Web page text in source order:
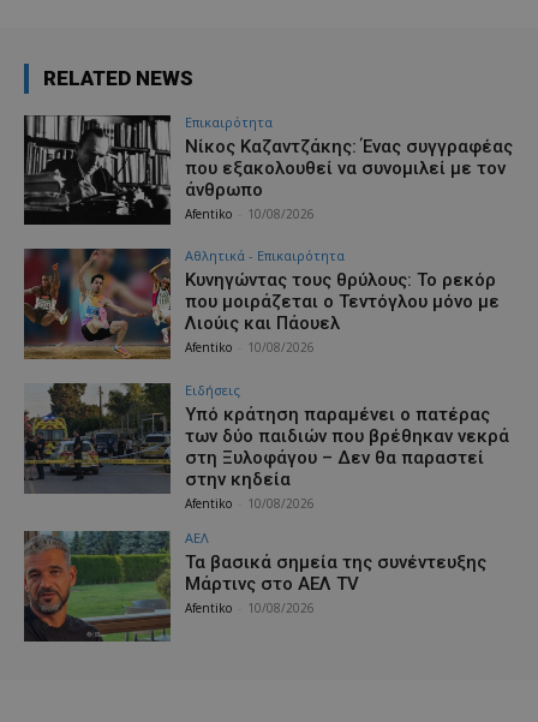
RELATED NEWS
Επικαιρότητα
Νίκος Καζαντζάκης: Ένας συγγραφέας
που εξακολουθεί να συνομιλεί με τον
άνθρωπο
Afentiko 10/08/2026
Αθλητικά - Επικαιρότητα
Κυνηγώντας τους θρύλους: Το ρεκόρ
που μοιράζεται ο Τεντόγλου μόνο με
Λιούις και Πάουελ
Afentiko 10/08/2026
Ειδήσεις
Υπό κράτηση παραμένει ο πατέρας
των δύο παιδιών που βρέθηκαν νεκρά
στη Ξυλοφάγου – Δεν θα παραστεί
στην κηδεία
Afentiko 10/08/2026
ΑΕΛ
Τα βασικά σημεία της συνέντευξης
Μάρτινς στο AEΛ TV
Afentiko 10/08/2026